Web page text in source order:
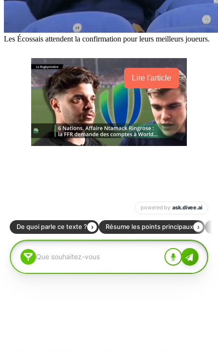
Les Écossais attendent la confirmation pour leurs meilleurs joueurs.
Lire l'article